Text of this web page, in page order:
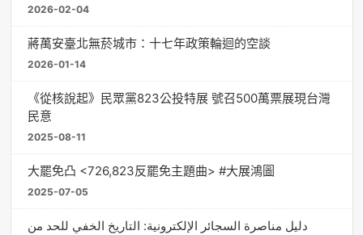
2026-02-04
蔣萬安臺北無菸城市：十七年政策輪迴的空談
2026-01-14
《從核說起》民眾黨823公投特展 號召500萬票展現台灣
民意
2025-08-11
大罷免凸 <726,823反罷免主題曲> #大展鴻圖
2025-07-05
دليل مناصرة السجائر الإلكترونية: التاريخ الخفي للحد من